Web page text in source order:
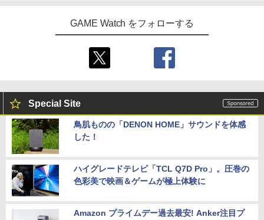
GAME Watch をフォローする
Special Site
鳥肌ものの「DENON HOME」サウンドを体感
した！
ハイグレードテレビ「TCL Q7D Pro」。圧巻の
色彩美で映画＆ゲームが極上体験に
Amazon プライムデー過去最安! Anker注目プ